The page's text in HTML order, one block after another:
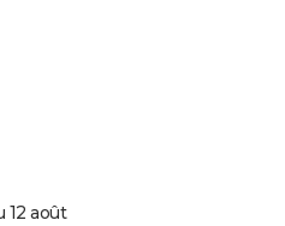
12 août